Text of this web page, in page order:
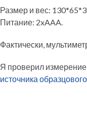
Размер и вес:
Питание: 2xAAA.
Фактически,
Я проверил
источника